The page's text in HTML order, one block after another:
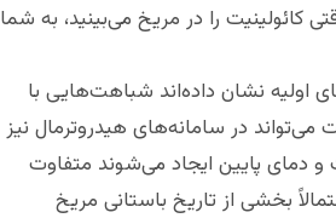
کائولینیت را در مریخ می‌بینید، به شما
نشان داده‌اند شباهت‌هایی با
می‌تواند در سامانه‌های هیدروترمال نیز
و دمای پایین ایجاد می‌شوند متفاوت
بخشی از تاریخ باستانی مریخ